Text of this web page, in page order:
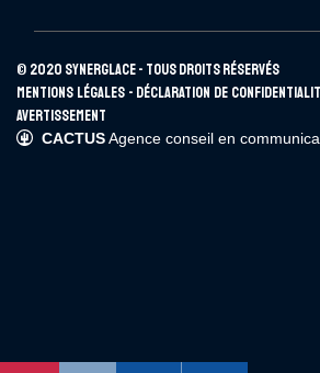
© 2020 SYNERGLACE - Tous droits réservés
Mentions légales- Déclaration de
Avertissement
CACTUSAgence conseil en